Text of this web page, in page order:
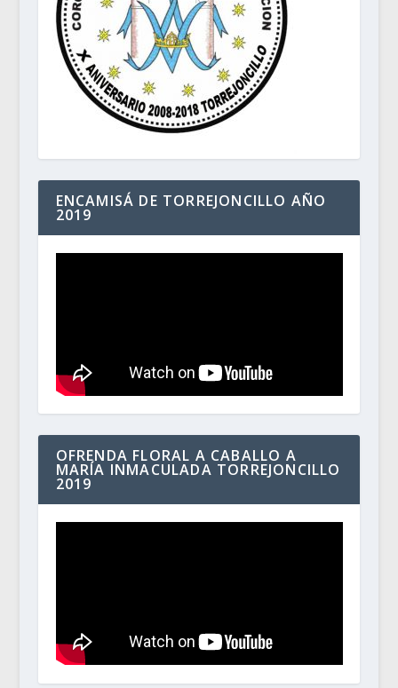
ENCAMISÁ DE TORREJONCILLO AÑO
2019
OFRENDA FLORAL A CABALLO A
MARÍA INMACULADA TORREJONCILLO
2019